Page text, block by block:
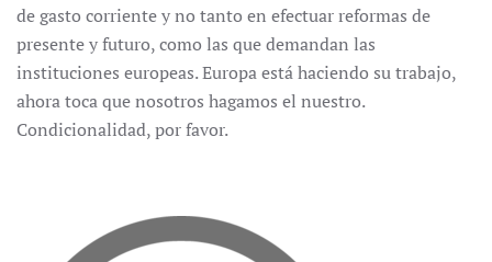
de gasto corriente y no tanto en efectuar reformas de
presente y futuro, como las que demandan las
instituciones europeas. Europa está haciendo su trabajo,
ahora toca que nosotros hagamos el nuestro.
Condicionalidad, por favor.